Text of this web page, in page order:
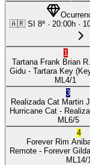
🇦🇷 SI 8ª · 20:00h ·
1
Tartana Frank Brian
Gidu - Tartara Key
ML 4/1
3
Realizada Cat Martin
Hurricane Cat -
ML 6/5
4
Forever Rim
Remote - Forever Gilda
ML 14/1